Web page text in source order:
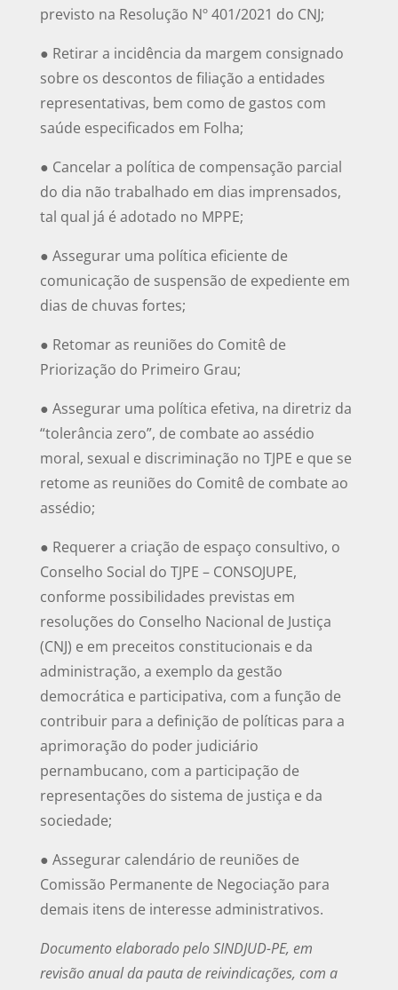
previsto na Resolução Nº 401/2021 do CNJ;
● Retirar a incidência da margem consignado
sobre os descontos de filiação a entidades
representativas, bem como de gastos com
saúde especificados em Folha;
● Cancelar a política de compensação parcial
do dia não trabalhado em dias imprensados,
tal qual já é adotado no MPPE;
● Assegurar uma política eficiente de
comunicação de suspensão de expediente em
dias de chuvas fortes;
● Retomar as reuniões do Comitê de
Priorização do Primeiro Grau;
● Assegurar uma política efetiva, na diretriz da
“tolerância zero”, de combate ao assédio
moral, sexual e discriminação no TJPE e que se
retome as reuniões do Comitê de combate ao
assédio;
● Requerer a criação de espaço consultivo, o
Conselho Social do TJPE – CONSOJUPE,
conforme possibilidades previstas em
resoluções do Conselho Nacional de Justiça
(CNJ) e em preceitos constitucionais e da
administração, a exemplo da gestão
democrática e participativa, com a função de
contribuir para a definição de políticas para a
aprimoração do poder judiciário
pernambucano, com a participação de
representações do sistema de justiça e da
sociedade;
● Assegurar calendário de reuniões de
Comissão Permanente de Negociação para
demais itens de interesse administrativos.
Documento elaborado pelo SINDJUD-PE, em
revisão anual da pauta de reivindicações, com a